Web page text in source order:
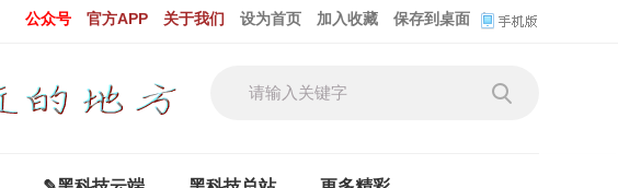
公众号 官方APP 关于我们 设为首页 加入收藏 保存到桌面